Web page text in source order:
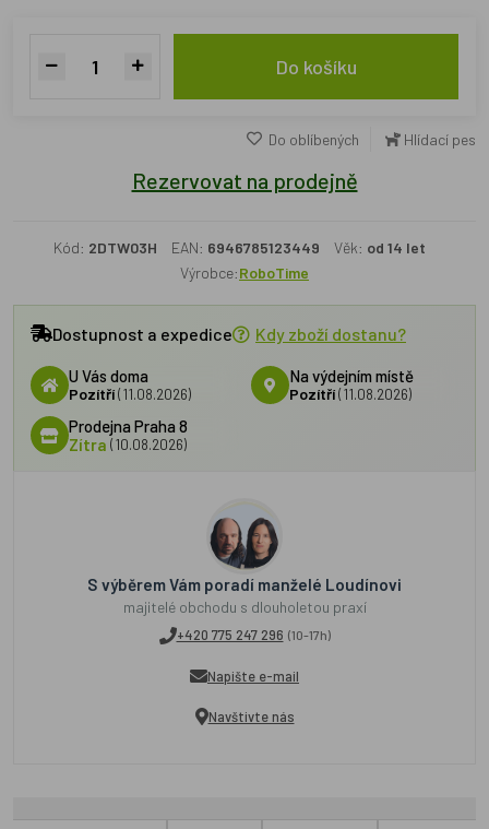
Do košíku
Do oblíbených Hlídací pes
Rezervovat na prodejně
Kód: 2DTW03H EAN: 6946785123449 Věk: od 14 let
Výrobce:RoboTime
Dostupnost a expedice Kdy zboží dostanu?
U Vás doma
Pozítří(11.08.2026)
Na výdejním místě
Pozítří (11.08.2026)
Prodejna Praha 8
Zítra (10.08.2026)
S výběrem Vám poradí manželé Loudínovi
majitelé obchodu s dlouholetou praxí
+420 775 247 296 (10-17h)
Napište e-mail
Navštivte nás